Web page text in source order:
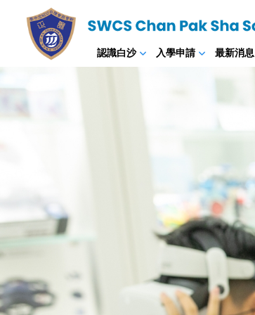
認識白沙 入學申請 最新消息